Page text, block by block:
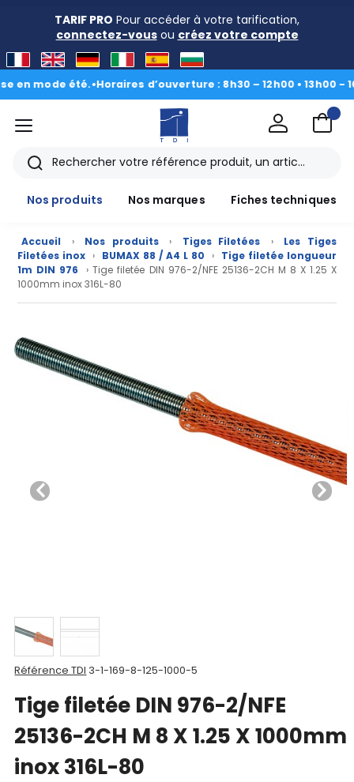
TARIF PRO Pour accéder à votre tarification,
connectez-vousou créez votre compte
mode été.•Horaires d’ouverture : 8h30 – 12h00 • 13h00 - 16h30|
Nos
Catalogue
Documentations
compte
Mon
panier
menu
Rechercher
Nos produits
Nos marques Fiches techniques
Accueil › Nos produits › Tiges Filetées ›
Les Tiges
Filetées inox › BUMAX 88 / A4 L 80 › Tige filetée longueur
1m DIN 976
› Tige filetée DIN 976-2/NFE 25136-2CH M 8 X 1.25 X
1000mm inox 316L-80
Référence TDI 3-1-169-8-125-1000-5
Tige filetée DIN 976-2/NFE
25136-2CH M 8 X 1.25 X 1000mm
inox 316L-80